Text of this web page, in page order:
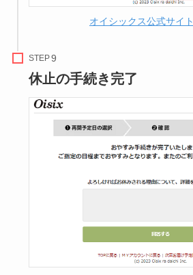
オイシックス公式サイト
STEP
休止の手続き完了